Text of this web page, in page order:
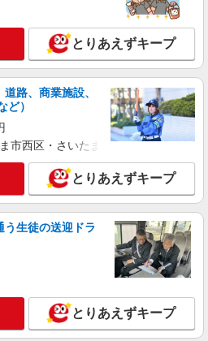
円 〜 247,340円 試用期間なし ※
経験・能力による 【試用期間】時給 0 円 〜 0 円
バンク販売契約社員【伊勢崎市エリ
伊勢崎市
詳細を見る
ルショップの携帯販売スタッフ
円 〜 322,960円 固定残業代:
22,960円（10時間相当） ＊超過分は
用期間あり 3ヶ月 ※経験・能力による
】月給 215307 円 〜 322960 円
バイルスマーク伊勢崎店 群馬県伊勢崎
町368 スマーク伊勢崎1階
詳細を見る
ス
とりあえずキープ
路、商業施設、
ど）
市西区・さいたま市岩槻区・久喜市・
とりあえずキープ
う生徒の送迎ドラ
とりあえずキープ